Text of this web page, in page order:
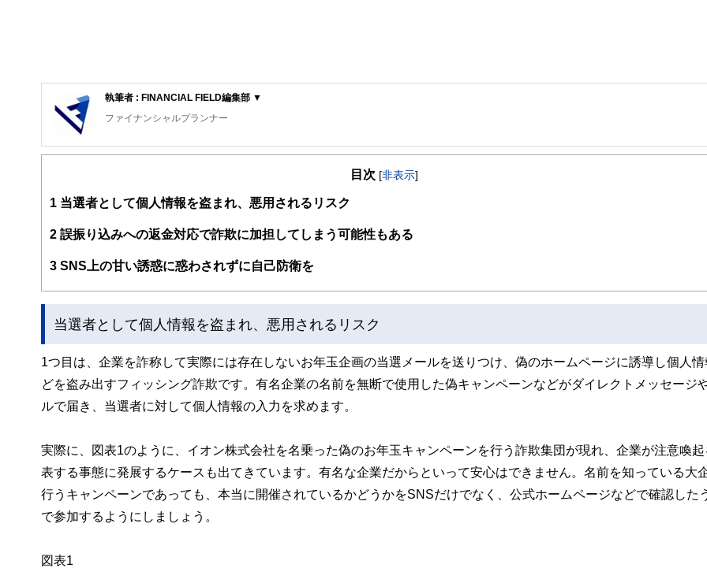
執筆者 : FINANCIAL FIELD編集部 ▼
ファイナンシャルプランナー
FinancialField編集部は、金融、経済に関する記事を、日々の暮らしにどのような影響を与えるかという視点で、お金の知識がない方でも理解
案から記事掲載まですべての工程に関わることで、読者目線のコンテンツを追求しています。
FinancialFieldの特徴は、ファイナンシャルプランナー、弁護士、税理士、宅地建物取引士、相続診断士、住宅ローンアドバイザー、DCプラン
ー、公認会計士、社会保険労務士、行政書士、投資アナリスト、キャリアコンサルタントなど150名以上の有資格者を執筆者・監修者として迎
私たちは、快適でより良い生活のアイデアを提供するお金のコンシェルジュを目指します。
目次 [非表示]
1 当選者として個人情報を盗まれ、悪用されるリスク
2 誤振り込みへの返金対応で詐欺に加担してしまう可能性もある
3 SNS上の甘い誘惑に惑わされずに自己防衛を
当選者として個人情報を盗まれ、悪用されるリスク
1つ目は、企業を詐称して実際には存在しないお年玉企画の当選メールを送りつけ、偽のホームページに誘導し個人情
どを盗み出すフィッシング詐欺です。有名企業の名前を無断で使用した偽キャンペーンなどがダイレクトメッセージ
ルで届き、当選者に対して個人情報の入力を求めます。
実際に、図表1のように、イオン株式会社を名乗った偽のお年玉キャンペーンを行う詐欺集団が現れ、企業が注意喚起
表する事態に発展するケースも出てきています。有名な企業だからといって安心はできません。名前を知っている大
行うキャンペーンであっても、本当に開催されているかどうかをSNSだけでなく、公式ホームページなどで確認した
で参加するようにしましょう。
図表1